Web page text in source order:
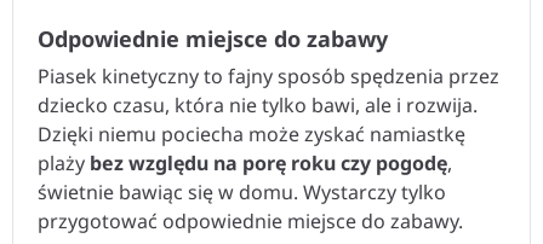
Odpowiednie miejsce do zabawy
Piasek kinetyczny to fajny sposób spędzenia przez
dziecko czasu, która nie tylko bawi, ale i rozwija.
Dzięki niemu pociecha może zyskać namiastkę
plaży bez względu na porę roku czy pogodę,
świetnie bawiąc się w domu. Wystarczy tylko
przygotować odpowiednie miejsce do zabawy.